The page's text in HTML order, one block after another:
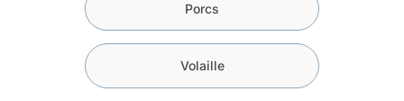
Porcs
Volaille